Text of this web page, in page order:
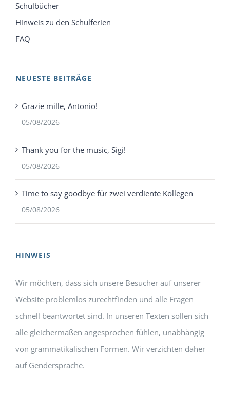
Schulbücher
Hinweis zu den Schulferien
FAQ
NEUESTE BEITRÄGE
Grazie mille, Antonio!
05/08/2026
Thank you for the music, Sigi!
05/08/2026
Time to say goodbye für zwei verdiente Kollegen
05/08/2026
HINWEIS
Wir möchten, dass sich unsere Besucher auf unserer
Website problemlos zurechtfinden und alle Fragen
schnell beantwortet sind. In unseren Texten sollen sich
alle gleichermaßen angesprochen fühlen, unabhängig
von grammatikalischen Formen. Wir verzichten daher
auf Gendersprache.